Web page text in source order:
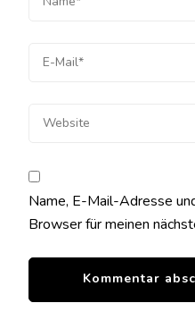
Name, E-Mail-Adresse
Browser für meinen